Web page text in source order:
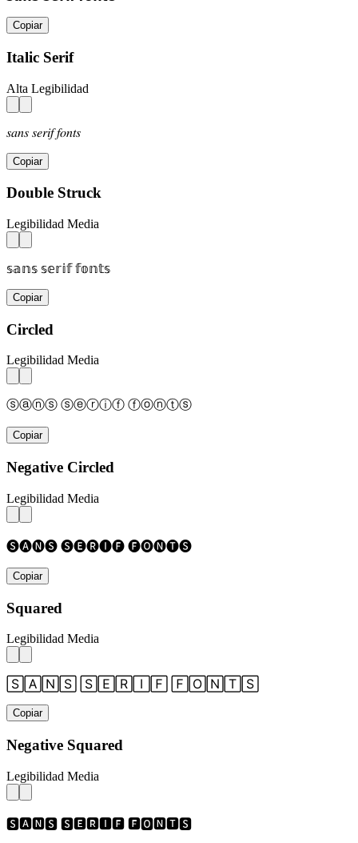
Copiar
Italic Serif
Alta Legibilidad
𝑠𝑎𝑛𝑠 𝑠𝑒𝑟𝑖𝑓 𝑓𝑜𝑛𝑡𝑠
Copiar
Double Struck
Legibilidad Media
𝕤𝕒𝕟𝕤 𝕤𝕖𝕣𝕚𝕗 𝕗𝕠𝕟𝕥𝕤
Copiar
Circled
Legibilidad Media
ⓢⓐⓝⓢ ⓢⓔⓡⓘⓕ ⓕⓞⓝⓣⓢ
Copiar
Negative Circled
Legibilidad Media
🅢🅐🅝🅢 🅢🅔🅡🅘🅕 🅕🅞🅝🅣🅢
Copiar
Squared
Legibilidad Media
🅂🄰🄽🅂 🅂🄴🅁🄸🄵 🄵🄾🄽🅃🅂
Copiar
Negative Squared
Legibilidad Media
🆂🅰🅽🆂 🆂🅴🆁🅸🅵 🅵🅾🅽🆃🆂